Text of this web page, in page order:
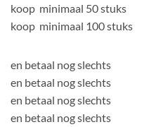
koop minimaal 50 stuks
koop minimaal 100 stuks
en betaal nog slechts
en betaal nog slechts
en betaal nog slechts
en betaal nog slechts